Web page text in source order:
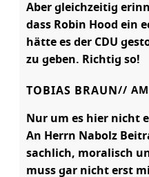
Aber gleichzeitig
dass Robin Hood ein
hätte es der CDU
zu geben. Richtig so!
TOBIAS BRAUN //
Nur um es hier nicht
An Herrn Nabolz
sachlich, moralisch
muss gar nicht erst